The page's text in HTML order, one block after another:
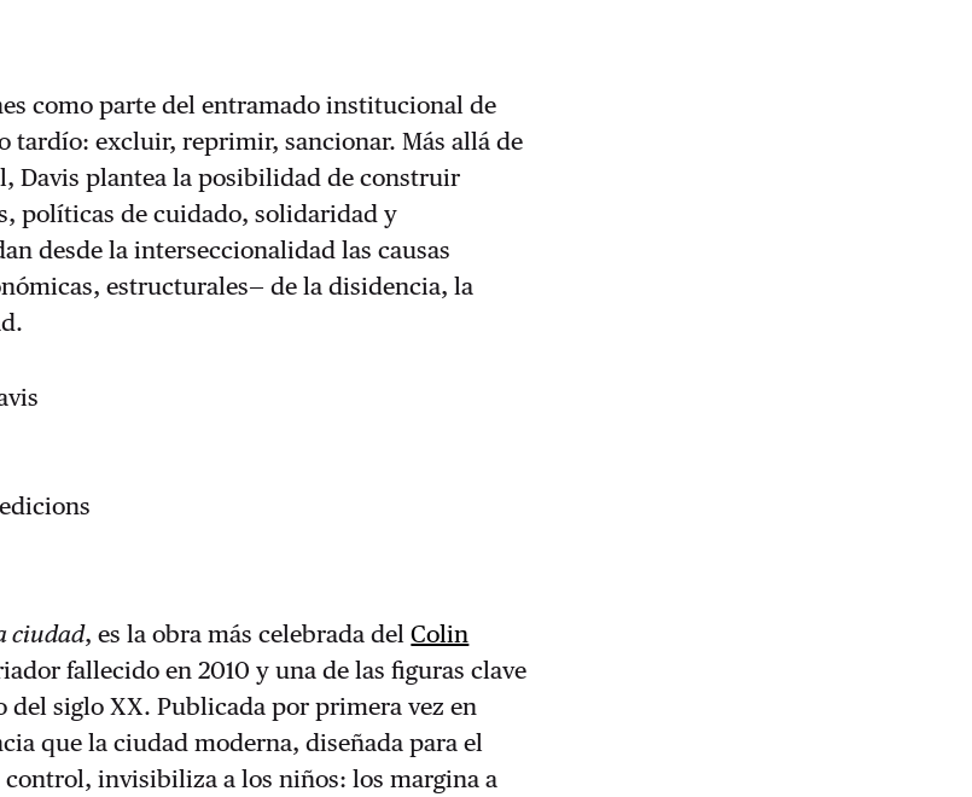
como parte del entramado institucional de
tardío: excluir, reprimir, sancionar. Más allá de
Davis plantea la posibilidad de construir
políticas de cuidado, solidaridad y
desde la interseccionalidad las causas
estructurales— de la disidencia, la
ciudad, es la obra más celebrada delColin
fallecido en 2010 y una de las figuras clave
siglo XX. Publicada por primera vez en
que la ciudad moderna, diseñada para el
invisibiliza a los niños: los margina a